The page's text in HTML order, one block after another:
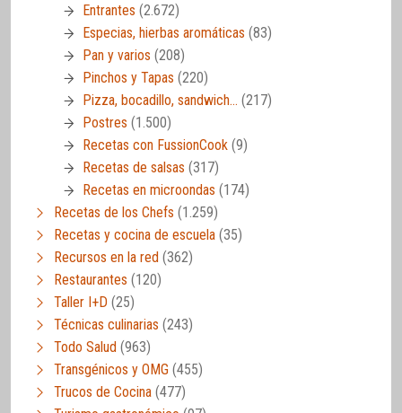
Entrantes (2.672)
Especias, hierbas aromáticas (83)
Pan y varios (208)
Pinchos y Tapas (220)
Pizza, bocadillo, sandwich… (217)
Postres (1.500)
Recetas con FussionCook (9)
Recetas de salsas (317)
Recetas en microondas (174)
Recetas de los Chefs (1.259)
Recetas y cocina de escuela (35)
Recursos en la red (362)
Restaurantes (120)
Taller I+D (25)
Técnicas culinarias (243)
Todo Salud (963)
Transgénicos y OMG (455)
Trucos de Cocina (477)